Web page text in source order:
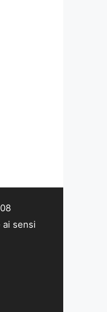
sensi